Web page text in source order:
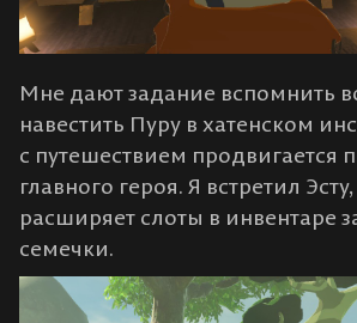
Мне дают задание вспомнить
навестить Пуру в хатенском
с путешествием продвигается
главного героя. Я встретил
расширяет слоты в инвентаре
семечки.